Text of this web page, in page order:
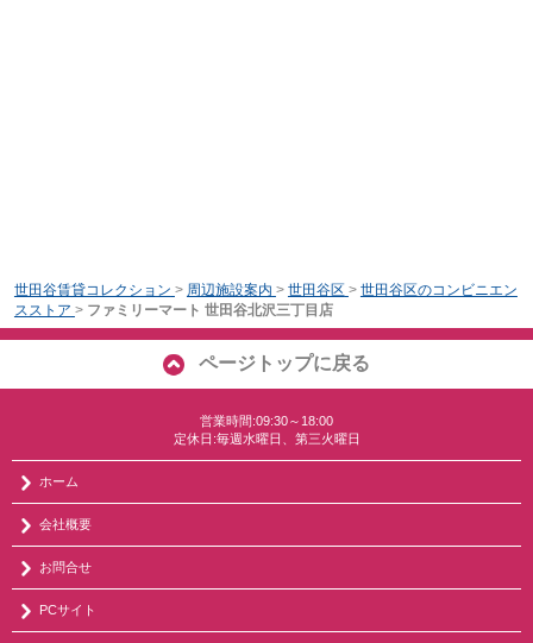
世田谷賃貸コレクション > 周辺施設案内 > 世田谷区 > 世田谷区のコンビニエン
スストア > ファミリーマート 世田谷北沢三丁目店
ページトップに戻る
営業時間:09:30～18:00
定休日:毎週水曜日、第三火曜日
ホーム
会社概要
お問合せ
PCサイト